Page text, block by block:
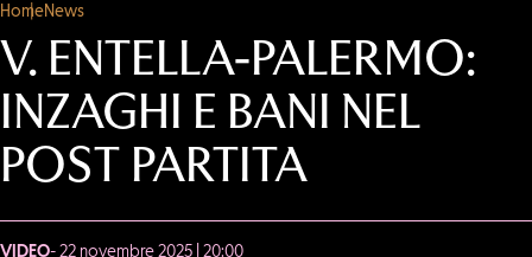
HomeNews
V. ENTELLA-PALERMO:
INZAGHI E BANI NEL
POST PARTITA
VIDEO- 22 novembre 2025 | 20:00